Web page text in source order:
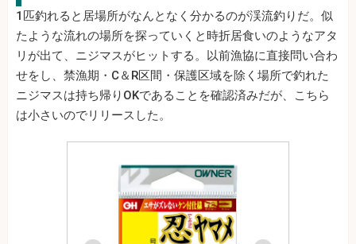
1匹釣れると居場所がなんとなく分かるのが渓流釣りだ。似
たような流れの場所を探っていくと時折居食いのようなアタ
リが出て、ニジマスがヒットする。以前漁協に直接問い合わ
せをし、禁漁期・C＆R区間・保護区域を除く場所で釣れた
ニジマスは持ち帰りOKであることを確認済みだが、こちら
は小さいのでリリースした。